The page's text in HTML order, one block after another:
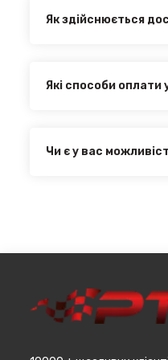
Як здійснюється
Нова Пошта (термін
Укр. Пошта (термін
при мінімальній
Які способи оплати
Чи є у вас